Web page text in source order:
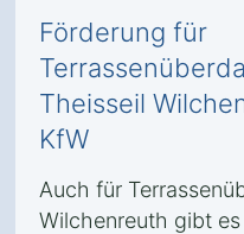
Förderung für
Theisseil
KfW
Auch für
Wilchenreuth gibt